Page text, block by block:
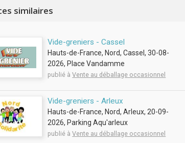
similaires
Vide-greniers - Cassel
Hauts-de-France, Nord, Cassel, 30-08-
2026, Place Vandamme
publié àVente au déballage occasionnel
Vide-greniers - Arleux
Hauts-de-France, Nord, Arleux, 20-09-
2026, Parking Aqu'arleux
publié àVente au déballage occasionnel